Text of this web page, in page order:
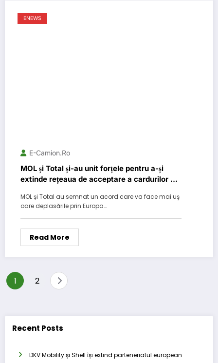
ENEWS
E-Camion.ro
MOL și Total și-au unit forțele pentru a-și
extinde rețeaua de acceptare a cardurilor de
MOL și Total au semnat un acord care va face mai uş
oare deplasările prin Europa…
Read More
Posts
1 2
Recent Posts
DKV Mobility și Shell își extind parteneriatul european